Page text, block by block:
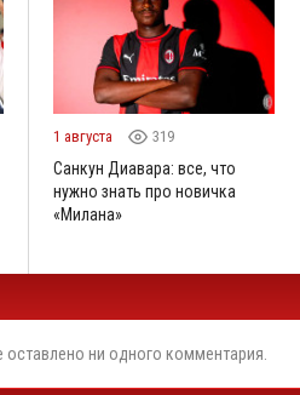
1 августа 319
Санкун Диавара: все, что
нужно знать про новичка
«Милана»
оставлено ни одного комментария.